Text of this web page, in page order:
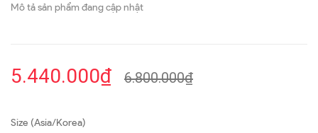
Mô tả sản phẩm đang cập nhật
5.440.000₫ 6.800.000₫
Size (Asia/Korea)